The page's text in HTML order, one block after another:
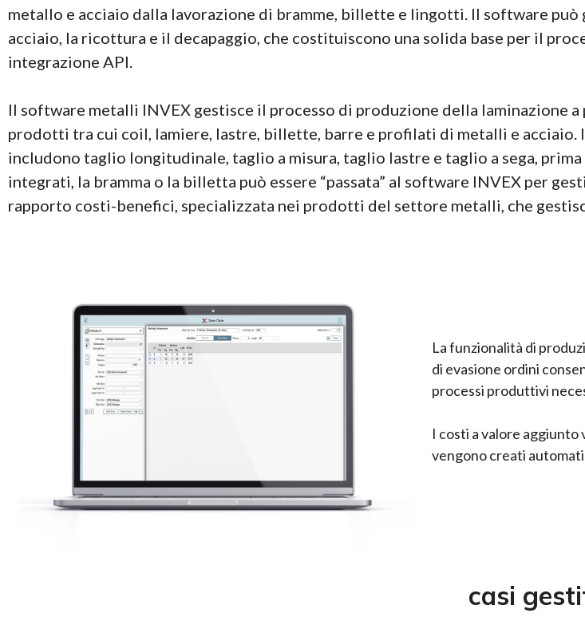
metallo e acciaio dalla lavorazione di bramme, billette e lingotti. Il software
acciaio, la ricottura e il decapaggio, che costituiscono una solida base per il
integrazione API.
Il software metalli INVEX gestisce il processo di produzione della laminazione
prodotti tra cui coil, lamiere, lastre, billette, barre e profilati di metalli e acciaio.
includono taglio longitudinale, taglio a misura, taglio lastre e taglio a sega,
integrati, la bramma o la billetta può essere “passata” al software INVEX per
rapporto costi-benefici, specializzata nei prodotti del settore metalli, che
La funzionalità di
di evasione ordini
processi produttivi
I costi a valore
vengono creati
casi